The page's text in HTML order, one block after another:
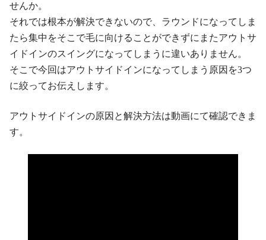
せんか。
それでは根本が解決できないので、ラウンドになってしま
たら集中をそこで毛に向けることができずにまたアウトサ
イドインのスイングになってしまうに違いありません。
そこで今回はアウトサイドインになってしまう原因を3つ
に絞ってお伝えします。
アウトサイドインの原因と解決方法は動画にて確認できま
す。